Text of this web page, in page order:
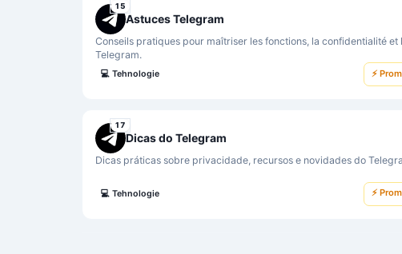
15
Astuces Telegram
Conseils pratiques pour maîtriser les fonctions, la confidentialité et
Telegram.
💻 Tehnologie ⚡
17
Dicas do Telegram
Dicas práticas sobre privacidade, recursos e novidades do
💻 Tehnologie ⚡